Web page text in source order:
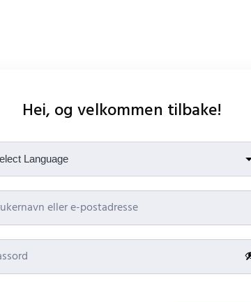
Hei, og velkommen tilbake!